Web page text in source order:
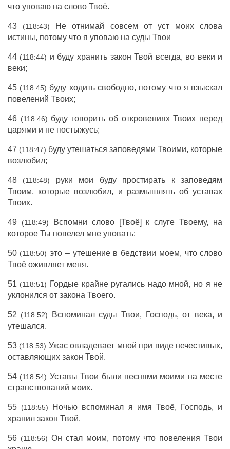
что уповаю на слово Твоё.
43 (118:43) Не отнимай совсем от уст моих слова
истины, потому что я уповаю на суды Твои
44 (118:44) и буду хранить закон Твой всегда, во веки и
веки;
45 (118:45) буду ходить свободно, потому что я взыскал
повелений Твоих;
46 (118:46) буду говорить об откровениях Твоих перед
царями и не постыжусь;
47 (118:47) буду утешаться заповедями Твоими, которые
возлюбил;
48 (118:48)
руки мои буду простирать к заповедям
Твоим, которые возлюбил, и размышлять об уставах
Твоих.
49 (118:49) Вспомни слово [Твоё] к слуге Твоему, на
которое Ты повелел мне уповать:
50 (118:50) это – утешение в бедствии моем, что слово
Твоё оживляет меня.
51 (118:51) Гордые крайне ругались надо мной, но я не
уклонился от закона Твоего.
52 (118:52)
Вспоминал суды Твои, Господь, от века, и
утешался.
53 (118:53) Ужас овладевает мной при виде нечестивых,
оставляющих закон Твой.
54 (118:54) Уставы Твои были песнями моими на месте
странствований моих.
55 (118:55) Ночью вспоминал я имя Твоё, Господь, и
хранил закон Твой.
56 (118:56) Он стал моим, потому что повеления Твои